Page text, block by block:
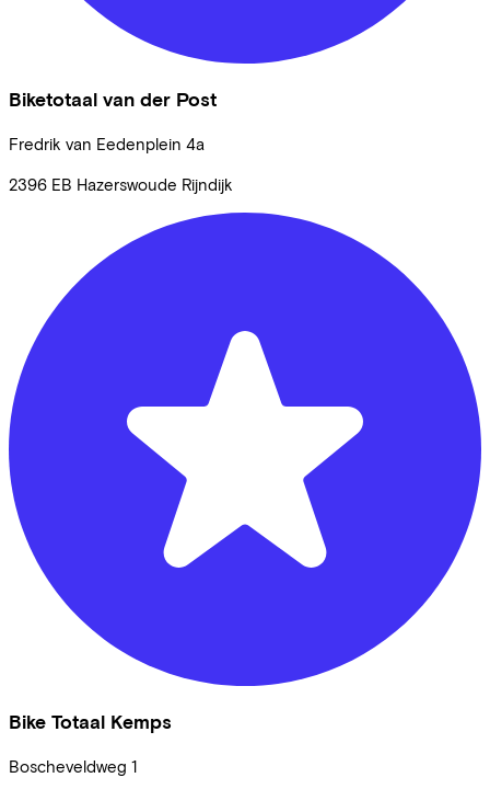
Biketotaal van der Post
Fredrik van Eedenplein 4a
2396 EB Hazerswoude Rijndijk
Bike Totaal Kemps
Boscheveldweg 1